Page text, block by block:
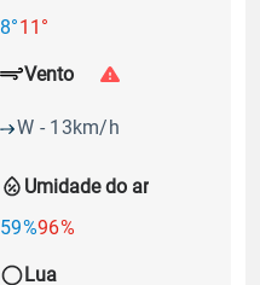
8°11°
Umidade do ar
59%96%
Vento
W - 13km/h
Lua